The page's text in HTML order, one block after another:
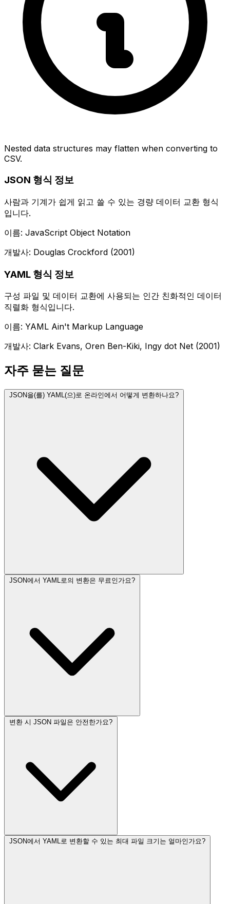
Nested data structures may flatten when converting to
CSV.
JSON 형식 정보
사람과 기계가 쉽게 읽고 쓸 수 있는 경량 데이터 교환 형식
입니다.
이름: JavaScript Object Notation
개발사: Douglas Crockford (2001)
YAML 형식 정보
구성 파일 및 데이터 교환에 사용되는 인간 친화적인 데이터
직렬화 형식입니다.
이름: YAML Ain't Markup Language
개발사: Clark Evans, Oren Ben-Kiki, Ingy dot Net (2001)
자주 묻는 질문
JSON을(를) YAML(으)로 온라인에서 어떻게 변환하나요?
JSON에서 YAML로의 변환은 무료인가요?
변환 시 JSON 파일은 안전한가요?
JSON에서 YAML로 변환할 수 있는 최대 파일 크기는 얼마인가요?